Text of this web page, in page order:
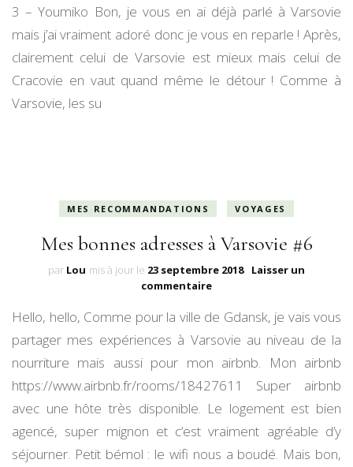
3 – Youmiko Bon, je vous en ai déjà parlé à Varsovie
mais j’ai vraiment adoré donc je vous en reparle ! Après,
clairement celui de Varsovie est mieux mais celui de
Cracovie en vaut quand même le détour ! Comme à
Varsovie, les su
MES RECOMMANDATIONS VOYAGES
Mes bonnes adresses à Varsovie #6
par Lou mis à jour le 23 septembre 2018
Laisser un
commentairesur
bonnes
adresses
à
Varsovie
#6
Hello, hello, Comme pour la ville de Gdansk, je vais vous
partager mes expériences à Varsovie au niveau de la
nourriture mais aussi pour mon airbnb. Mon airbnb
https://www.airbnb.fr/rooms/18427611 Super airbnb
avec une hôte très disponible. Le logement est bien
agencé, super mignon et c’est vraiment agréable d’y
séjourner. Petit bémol : le wifi nous a boudé. Mais bon,